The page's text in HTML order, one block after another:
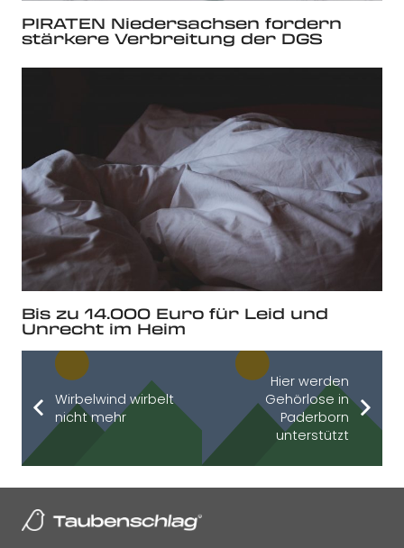
PIRATEN Niedersachsen fordern
stärkere Verbreitung der DGS
Bis zu 14.000 Euro für Leid und
Unrecht im Heim
Wirbelwind wirbelt
nicht mehr
Hier werden
Gehörlose in
Paderborn
unterstützt